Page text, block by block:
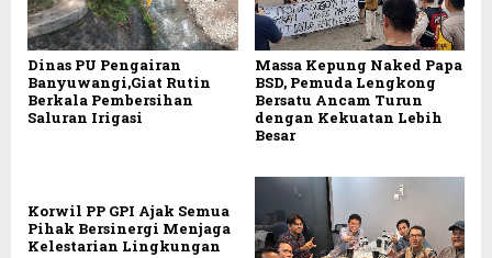
Dinas PU Pengairan
Banyuwangi,Giat Rutin
Berkala Pembersihan
Saluran Irigasi
Massa Kepung Naked Papa
BSD, Pemuda Lengkong
Bersatu Ancam Turun
dengan Kekuatan Lebih
Besar
Korwil PP GPI Ajak Semua
Pihak Bersinergi Menjaga
Kelestarian Lingkungan